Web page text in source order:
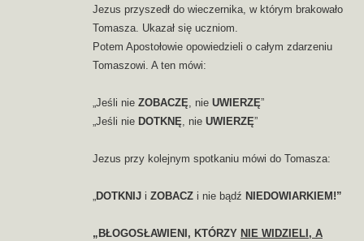
Jezus przyszedł do wieczernika, w którym brakowało
Tomasza. Ukazał się uczniom.
Potem Apostołowie opowiedzieli o całym zdarzeniu
Tomaszowi. A ten mówi:
„Jeśli nie ZOBACZĘ, nie UWIERZĘ”
„Jeśli nie DOTKNĘ, nie UWIERZĘ”
Jezus przy kolejnym spotkaniu mówi do Tomasza:
„DOTKNIJi ZOBACZi nie bądź NIEDOWIARKIEM!”
„BŁOGOSŁAWIENI, KTÓRZY NIE WIDZIELI, A